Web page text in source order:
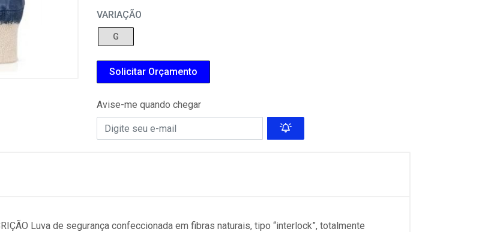
VARIAÇÃO
G
Solicitar Orçamento
Avise-me quando chegar
Luva de segurança confeccionada em fibras naturais, tipo “interlock”, totalmente